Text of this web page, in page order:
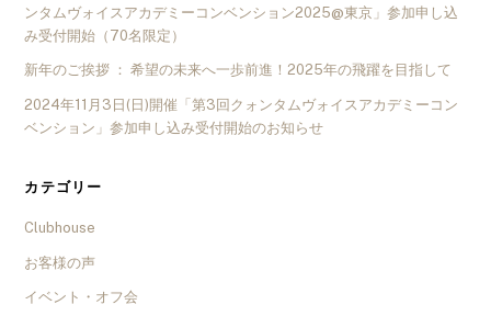
ンタムヴォイスアカデミーコンベンション2025@東京」参加申し込
み受付開始（70名限定）
新年のご挨拶 ： 希望の未来へ一歩前進！2025年の飛躍を目指して
2024年11月3日(日)開催「第3回クォンタムヴォイスアカデミーコン
ベンション」参加申し込み受付開始のお知らせ
カテゴリー
Clubhouse
お客様の声
イベント・オフ会